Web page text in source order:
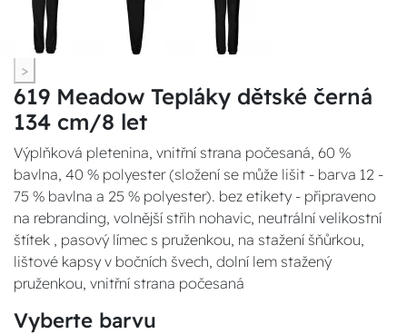
>
619 Meadow Tepláky dětské černá
134 cm/8 let
Výplňková pletenina, vnitřní strana počesaná, 60 %
bavlna, 40 % polyester (složení se může lišit - barva 12 -
75 % bavlna a 25 % polyester). bez etikety - připraveno
na rebranding, volnější střih nohavic, neutrální velikostní
štítek , pasový límec s pruženkou, na stažení šňůrkou,
lištové kapsy v bočních švech, dolní lem stažený
pruženkou, vnitřní strana počesaná
Vyberte barvu